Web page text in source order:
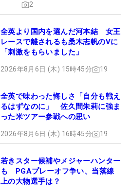
2
全英より国内を選んだ河本結 女王
レースで離されるも桑木志帆のVに
「刺激をもらいました」
2026年8月6日 (木) 15時45分 19
全英で味わった悔しさ「自分も戦え
るはずなのに」 佐久間朱莉に強ま
った米ツアー参戦への思い
2026年8月6日 (木) 16時45分 19
若きスター候補やメジャーハンター
も PGAプレーオフ争い、当落線
上の大物選手は？